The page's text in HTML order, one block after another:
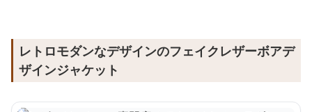
レトロモダンなデザインのフェイクレザーボアデ
ザインジャケット